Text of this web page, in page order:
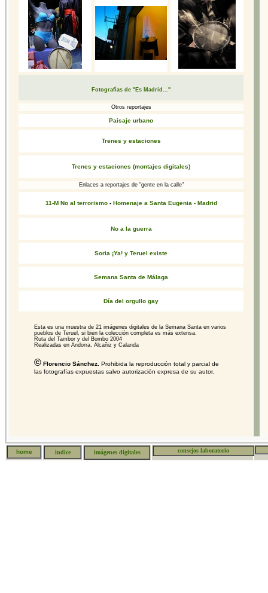
Fotografías de "Es Madrid..."
Otros reportajes
Paisaje urbano
Trenes y estaciones
Trenes y estaciones (montajes digitales)
Enlaces a reportajes de "gente en la calle"
11-M No al terrorismo- Homenaje a Santa Eugenia - Madrid
No a la guerra
Soria ¡Ya! y Teruel existe
Semana Santa de Málaga
Día del orgullo gay
Esta es una muestra de 21 imágenes digitales de la Semana Santa en varios
pueblos de Teruel, si bien la colección completa es más extensa.
Ruta del Tambor y del Bombo 2004
Realizadas en Andorra, Alcañiz y Calanda
© Florencio Sánchez. Prohibida la reproducción total y parcial de
las fotografías expuestas salvo autorización expresa de su autor.
home indice imágenes digitales consejos laboratorio